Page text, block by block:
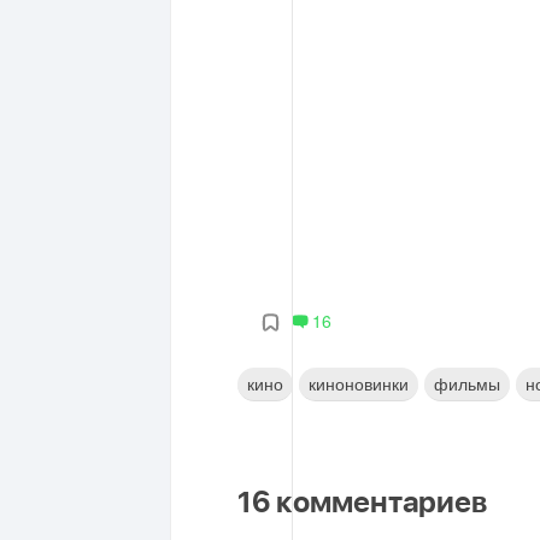
16
кино киноновинки фильмы
16 комментариев